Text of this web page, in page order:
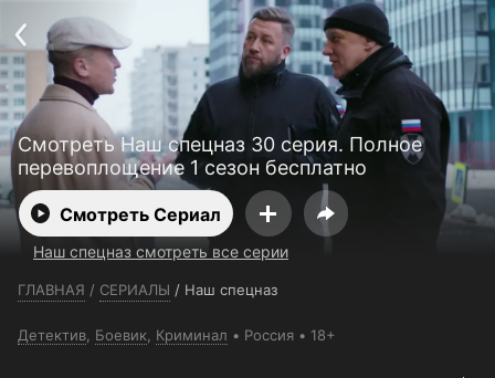
Смотреть Наш спецназ 30 серия. Полное
перевоплощение 1 сезон бесплатно
Смотреть Сериал
Наш спецназ смотреть все серии
ГЛАВНАЯ / СЕРИАЛЫ / Наш спецназ
Детектив Боевик Криминал Россия 18+
Телефон поддержки: +7 (727) 323 10 92
Пользовательское соглашение
Политика конфиденциальности
Открыть приложение
Ввести промокод